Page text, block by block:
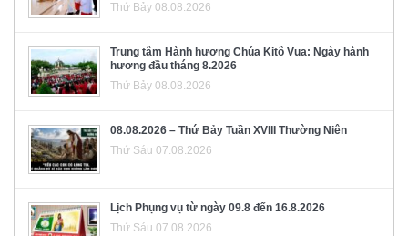
Thứ Bảy 08.08.2026
Trung tâm Hành hương Chúa Kitô Vua: Ngày hành
hương đầu tháng 8.2026
Thứ Bảy 08.08.2026
08.08.2026 – Thứ Bảy Tuần XVIII Thường Niên
Thứ Sáu 07.08.2026
Lịch Phụng vụ từ ngày 09.8 đến 16.8.2026
Thứ Sáu 07.08.2026